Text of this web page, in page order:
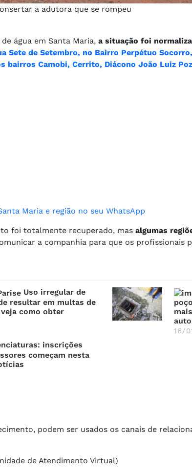
a adutora que se rompeu
água em Santa Maria, a situação foi
Sete de Setembro, no Bairro Perpétuo
bairros Camobi, Cerrito, Diácono João Luiz
Maria e região no seu WhatsApp
foi totalmente recuperado, mas algumas
a companhia para que os profissionais
Uso irregular de
resultar em multas de
como obter
inscrições
começam nesta
16/
podem ser usados os canais de
de Atendimento Virtual)